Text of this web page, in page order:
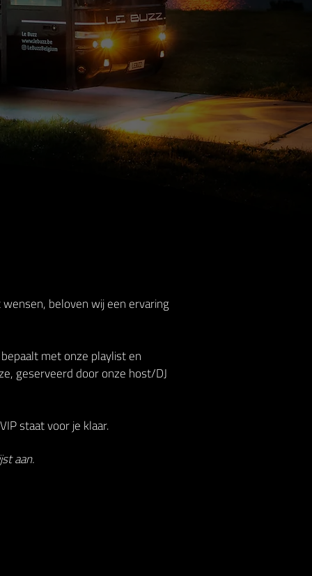
beloven wij een ervaring
met onze playlist en
geserveerd door onze host/DJ
staat voor je klaar.
aan.